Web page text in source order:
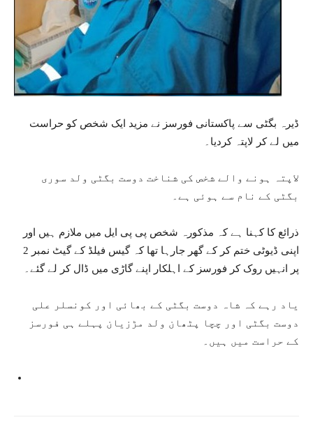
ڈیرہ بگٹی سے پاکستانی فورسز نے مزید ایک شخص کو حراست
میں لے کر لاپتہ کردیا۔
لاپتہ ہونے والے شخص کی شناخت دوست بگٹی ولد سوری
بگٹی کے نام سے ہوئی ہے۔
ذرائع کا کہنا ہے کہ مذکورہ شخص پی پی ایل میں ملازم ہیں اور
اپنی ڈیوٹی ختم کر کے گھر جارہا تھا کہ گیس فیلڈ کے گیٹ نمبر 2
پر انہیں روک کر فورسز کے اہلکار اپنے گاڑی میں ڈال کر لے گئے۔
یاد رہے کہ شاہ دوست بگٹی کے بھائی اور کونسلر علی
دوست بگٹی اور چچا پٹھان ولد مڑزیان پہلے ہی فورسز
کے حراست میں ہیں۔